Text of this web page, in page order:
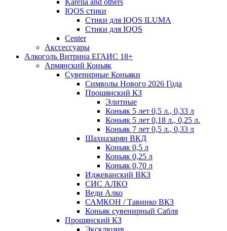
Karelia and others
IQOS стики
Стики для IQOS ILUMA
Стики для IQOS
Сenter
Акссессуары
Алкоголь Витрина ЕГАИС 18+
Армянский Коньяк
Сувенирные Коньяки
Символы Нового 2026 Года
Прошянский КЗ
Элитные
Коньяк 5 лет 0,5 л., 0,33 л
Коньяк 5 лет 0,18 л., 0,25 л.
Коньяк 7 лет 0,5 л., 0,33 л
Шахназарян ВКД
Коньяк 0,5 л
Коньяк 0,25 л
Коньяк 0,70 л
Иджеванский ВКЗ
СИС АЛКО
Веди Алко
САМКОН / Тавинко ВКЗ
Коньяк сувенирный Сабля
Прошянский КЗ
Эксклюзив